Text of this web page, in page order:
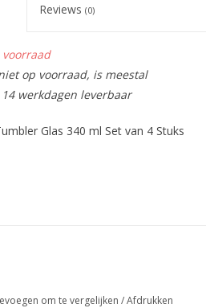
Reviews (0)
op voorraad, is meestal
werkdagen leverbaar
Glas 340 ml Set van 4 Stuks
om te vergelijken /Afdrukken